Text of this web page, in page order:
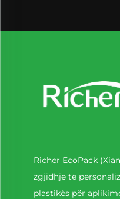
Richer EcoPack
zgjidhje të
plastikës për